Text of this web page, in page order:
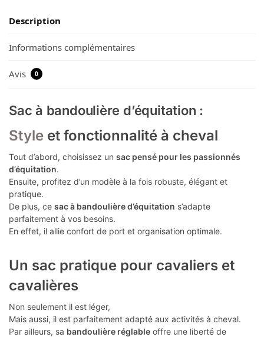
Description
Informations complémentaires
Avis 0
Sac à bandoulière d’équitation :
Style et fonctionnalité à cheval
Tout d’abord, choisissez un sac pensé pour les passionnés
d’équitation.
Ensuite, profitez d’un modèle à la fois robuste, élégant et
pratique.
De plus, ce sac à bandoulière d’équitation s’adapte
parfaitement à vos besoins.
En effet, il allie confort de port et organisation optimale.
Un sac pratique pour cavaliers et
cavalières
Non seulement il est léger,
Mais aussi, il est parfaitement adapté aux activités à cheval.
Par ailleurs, sa bandoulière réglable offre une liberté de